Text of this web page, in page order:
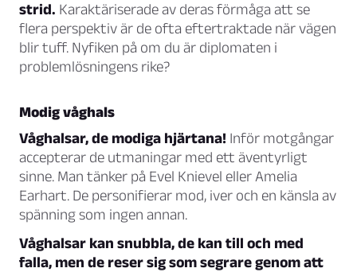
strid. Karaktäriserade av deras förmåga att se
flera perspektiv är de ofta eftertraktade när vägen
blir tuff. Nyfiken på om du är diplomaten i
problemlösningens rike?
Modig våghals
Våghalsar, de modiga hjärtana! Inför motgångar
accepterar de utmaningar med ett äventyrligt
sinne. Man tänker på Evel Knievel eller Amelia
Earhart. De personifierar mod, iver och en känsla av
spänning som ingen annan.
Våghalsar kan snubbla, de kan till och med
falla, men de reser sig som segrare genom att